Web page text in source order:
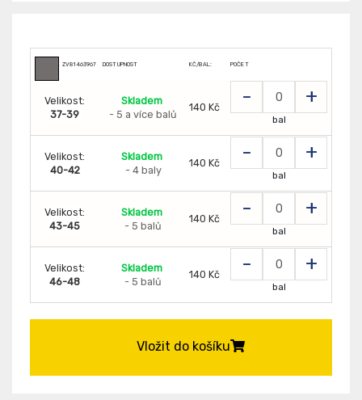
ZV81463967 DOSTUPNOST KČ/BAL: POČET
Velikost:
37-39
Skladem
- 5 a více balů
140 Kč - +
bal
Velikost:
40-42
Skladem
- 4 baly
140 Kč - +
bal
Velikost:
43-45
Skladem
- 5 balů
140 Kč - +
bal
Velikost:
46-48
Skladem
- 5 balů
140 Kč - +
bal
Vložit do košíku